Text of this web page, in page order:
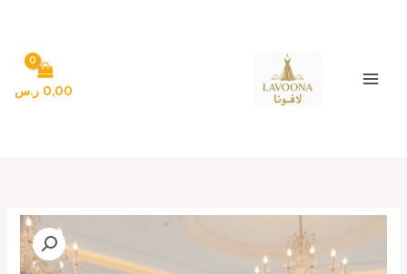
0,00 ر.س